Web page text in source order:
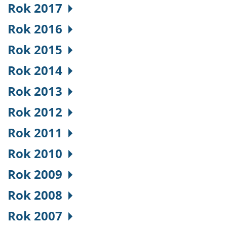
Rok 2017
Rok 2016
Rok 2015
Rok 2014
Rok 2013
Rok 2012
Rok 2011
Rok 2010
Rok 2009
Rok 2008
Rok 2007